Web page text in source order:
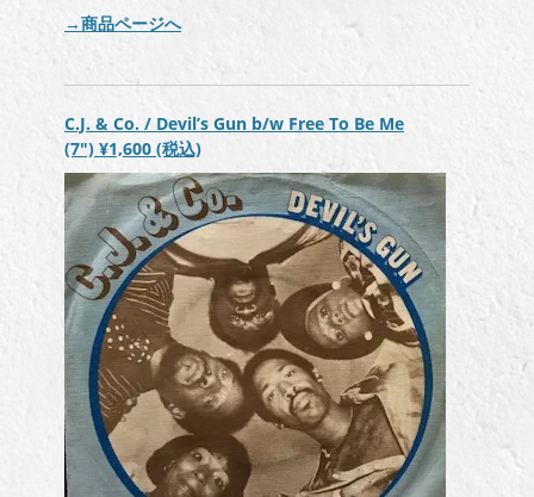
ー
ー
→商品ページへ
C.J. & Co. / Devil’s Gun b/w Free To Be Me
(7″) ¥1,600 (税込)